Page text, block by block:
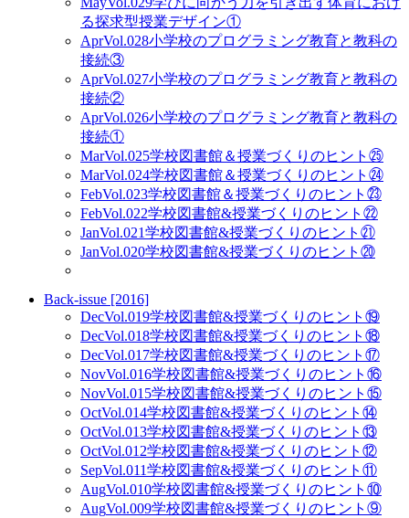
る探求型授業デザイン①
AprVol.028小学校のプログラミング教育と教科の
接続③
AprVol.027小学校のプログラミング教育と教科の
接続②
AprVol.026小学校のプログラミング教育と教科の
接続①
MarVol.025学校図書館＆授業づくりのヒント㉕
MarVol.024学校図書館＆授業づくりのヒント㉔
FebVol.023学校図書館＆授業づくりのヒント㉓
FebVol.022学校図書館&授業づくりのヒント㉒
JanVol.021学校図書館&授業づくりのヒント㉑
JanVol.020学校図書館&授業づくりのヒント⑳
Back-issue [2016]
DecVol.019学校図書館&授業づくりのヒント⑲
DecVol.018学校図書館&授業づくりのヒント⑱
DecVol.017学校図書館&授業づくりのヒント⑰
NovVol.016学校図書館&授業づくりのヒント⑯
NovVol.015学校図書館&授業づくりのヒント⑮
OctVol.014学校図書館&授業づくりのヒント⑭
OctVol.013学校図書館&授業づくりのヒント⑬
OctVol.012学校図書館&授業づくりのヒント⑫
SepVol.011学校図書館&授業づくりのヒント⑪
AugVol.010学校図書館&授業づくりのヒント⑩
AugVol.009学校図書館&授業づくりのヒント⑨